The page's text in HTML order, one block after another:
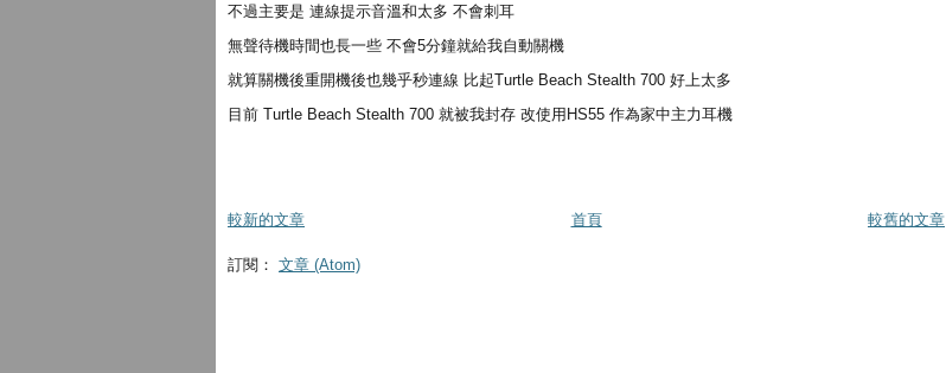
不過主要是 連線提示音溫和太多 不會刺耳
無聲待機時間也長一些 不會5分鐘就給我自動關機
就算關機後重開機後也幾乎秒連線 比起Turtle Beach Stealth 700 好上太多
目前 Turtle Beach Stealth 700 就被我封存 改使用HS55 作為家中主力耳機
較新的文章 較舊的文章
首頁
訂閱： 文章 (Atom)